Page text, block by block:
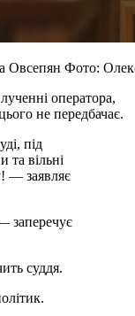
Овсепян Фото:
оператора,
не передбачає.
під
та вільні
— заявляє
заперечує
суддя.